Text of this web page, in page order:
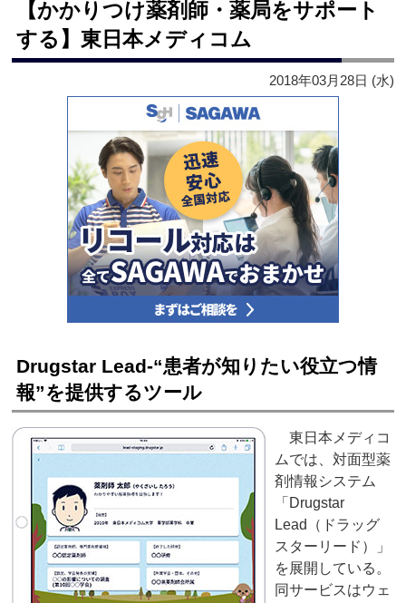
【かかりつけ薬剤師・薬局をサポート
する】東日本メディコム
2018年03月28日 (水)
Drugstar Lead‐“患者が知りたい役立つ情
報”を提供するツール
東日本メディコ
ムでは、対面型薬
剤情報システム
「Drugstar
Lead（ドラッグ
スターリード）」
を展開している。
同サービスはウェ